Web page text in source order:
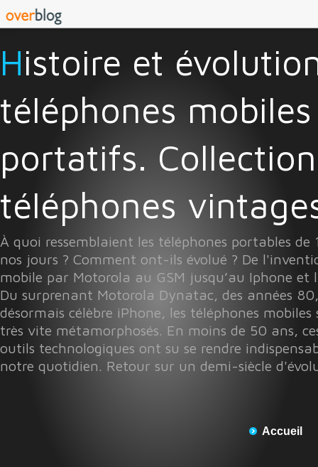
Histoire et évolution des
téléphones mobiles
portatifs.
téléphones
À quoi ressemblaient les téléphones portables de
nos jours ? Comment ont-ils évolué ? De
mobile par Motorola au GSM jusqu’au Iphone et
Du surprenant Motorola Dynatac, des années
désormais célèbre iPhone, les téléphones mobiles
très vite métamorphosés. En moins de 50 ans,
outils technologiques ont su se rendre
notre quotidien. Retour sur un demi-siècle
Accueil